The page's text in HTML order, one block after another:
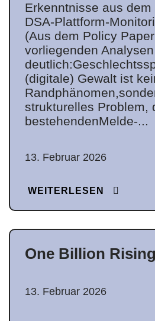
Erkenntnisse aus
DSA-Plattform-
(Aus dem Policy
vorliegenden
(digitale) Gewalt ist
strukturelles Problem,
bestehendenMelde-...
13. Februar 2026
WEITERLESEN
One Billion Rising
13. Februar 2026